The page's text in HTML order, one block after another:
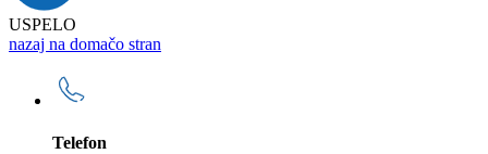
USPELO
nazaj na domačo stran
Telefon